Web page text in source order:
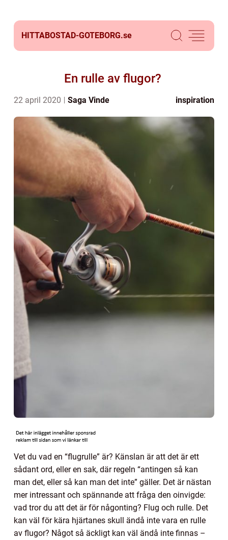
HITTABOSTAD-GOTEBORG.se
En rulle av flugor?
22 april 2020 Saga Vinde inspiration
Vet du vad en “flugrulle” är? Känslan är att det är ett
sådant ord, eller en sak, där regeln “antingen så kan
man det, eller så kan man det inte” gäller. Det är nästan
mer intressant och spännande att fråga den oinvigde:
vad tror du att det är för någonting? Flug och rulle. Det
kan väl för kära hjärtanes skull ändå inte vara en rulle
av flugor? Något så äckligt kan väl ändå inte finnas –